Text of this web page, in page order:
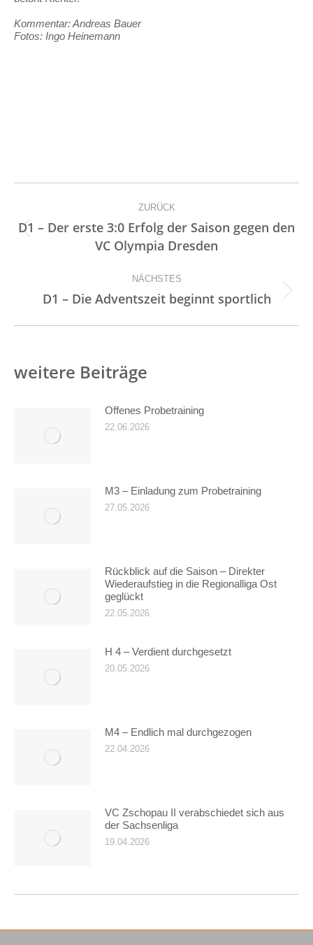
Kommentar: Andreas Bauer
Fotos: Ingo Heinemann
Kommentarnavigation
ZURÜCK
Vorheriger
Beitrag:
D1 – Der erste 3:0 Erfolg der Saison gegen den
VC Olympia Dresden
NÄCHSTES
Nächster
Beitrag:
D1 – Die Adventszeit beginnt sportlich
weitere Beiträge
Offenes Probetraining
22.06.2026
M3 – Einladung zum Probetraining
27.05.2026
Rückblick auf die Saison – Direkter
Wiederaufstieg in die Regionalliga Ost
geglückt
22.05.2026
H 4 – Verdient durchgesetzt
20.05.2026
M4 – Endlich mal durchgezogen
22.04.2026
VC Zschopau II verabschiedet sich aus
der Sachsenliga
19.04.2026